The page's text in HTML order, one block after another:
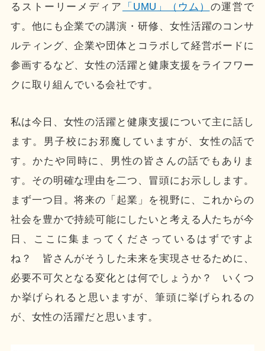
るストーリーメディア
「UMU」（ウム） の運営で
す。他にも企業での講演・研修、女性活躍のコンサ
ルティング、企業や団体とコラボして経営ボードに
参画するなど、女性の活躍と健康支援をライフワー
クに取り組んでいる会社です。
私は今日、女性の活躍と健康支援について主に話し
ます。男子校にお邪魔していますが、女性の話で
す。かたや同時に、男性の皆さんの話でもありま
す。その明確な理由を二つ、冒頭にお示しします。
まず一つ目。将来の「起業」を視野に、これからの
社会を豊かで持続可能にしたいと考える人たちが今
日、ここに集まってくださっているはずですよ
ね？ 皆さんがそうした未来を実現させるために、
必要不可欠となる変化とは何でしょうか？ いくつ
か挙げられると思いますが、筆頭に挙げられるの
が、女性の活躍だと思います。